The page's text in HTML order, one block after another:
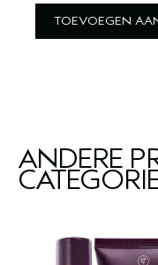
TOEVOEGEN
ANDERE